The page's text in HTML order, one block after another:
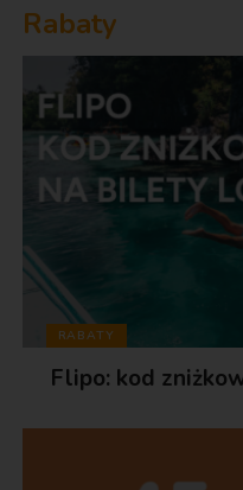
Rabaty
RABATY
Flipo: kod